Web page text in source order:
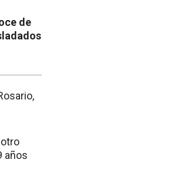
de
años